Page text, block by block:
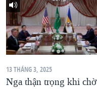
13 THÁNG 3, 2025
Nga thận trọng khi chờ